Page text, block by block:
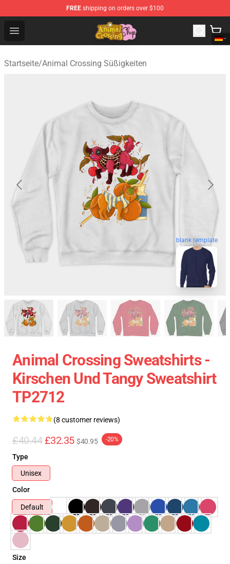
FREE shipping on orders over $100
Open menu
Animal Crossing Shop - Official Animal Crossing
Startseite/Animal Crossing Süßigkeiten
blank template
Animal Crossing Sweatshirts -
Kirschen Und Tangy Sweatshirt
TP2712
(8 customer reviews)
£40.44 £32.35 $40.95 -20%
Type
Unisex
Color
Default
Size